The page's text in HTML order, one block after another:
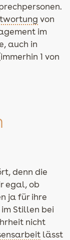
von
im
auch in
1 von
denn die
egal, ob
ja für ihre
Stillen bei
nicht
lässt